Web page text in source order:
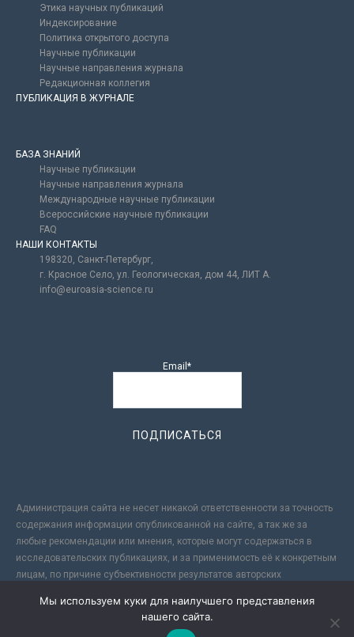
Этика научных публикаций
Индексирование
Политика открытого доступа
Научные публикации
Научные направления журнала
Редакционная коллегия
ПУБЛИКАЦИЯ В ЖУРНАЛЕ
БАЗА ЗНАНИЙ
Научные публикации
Научные направления журнала
Международные научные публикации
Всероссийские научные публикации
FAQ
НАШИ КОНТАКТЫ
198320, Санкт-Петербург,
г. Красное Село, ул. Геологическая, дом 44, ЛИТ А.
info@euroasia-science.ru
Email*
Администрация сайта не несет никакой ответственности за точность
содержания информации опубликованной на сайте, а так же за
любые рекомендации или мнения, которые могут содержаться в
исследовательских публикациях, и за применимость её к конкретным
лицам, по причине субъективности результатов авторских
полной мере надежной защиты информации, Сайт не несет
Мы используем куки для наилучшего представления
нашего сайта.